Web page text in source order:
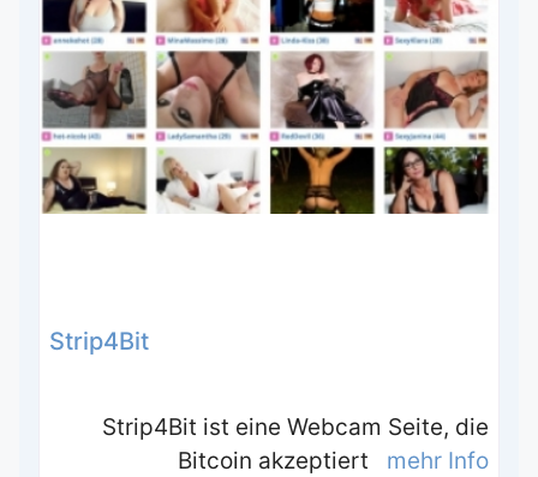
Strip4Bit
Strip4Bit ist eine Webcam Seite, die
Bitcoin akzeptiert mehr Info